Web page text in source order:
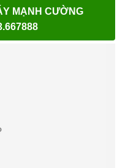
MẠNH CƯỜNG